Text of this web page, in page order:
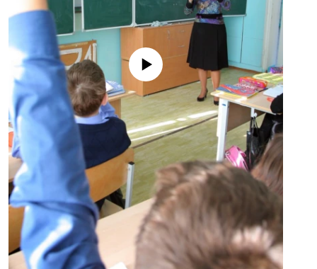
No media source currently available